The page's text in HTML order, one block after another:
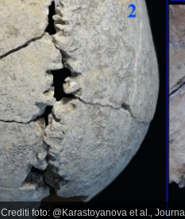
Crediti foto: @Karastoyanova et al.,